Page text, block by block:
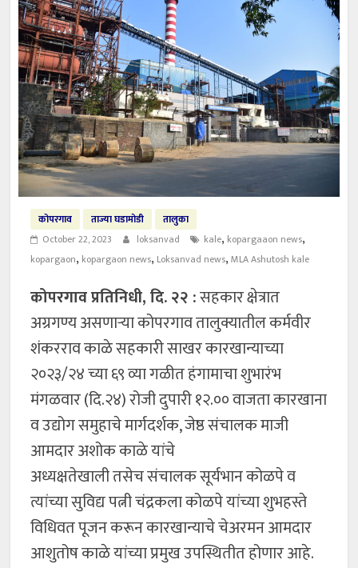
कोपरगाव ताज्या घडामोडी
तालुका
October 22, 2023
loksanvad kale, kopargaaon news,
kopargaon, kopargaon news, Loksanvad news,MLA Ashutosh kale
कोपरगाव प्रतिनिधी, दि. २२ :सहकार क्षेत्रात
अग्रगण्य असणाऱ्या कोपरगाव तालुक्यातील कर्मवीर
शंकरराव काळे सहकारी साखर कारखान्याच्या
२०२३/२४ च्या ६९ व्या गळीत हंगामाचा शुभारंभ
मंगळवार (दि.२४) रोजी दुपारी १२.०० वाजता कारखाना
व उद्योग समुहाचे मार्गदर्शक, जेष्ठ संचालक माजी
आमदार अशोक काळे यांचे
अध्यक्षतेखाली तसेच संचालक सूर्यभान कोळपे व
त्यांच्या सुविद्य पत्नी चंद्रकला कोळपे यांच्या शुभहस्ते
विधिवत पूजन करून कारखान्याचे चेअरमन आमदार
आशुतोष काळे यांच्या प्रमुख उपस्थितीत होणार आहे.